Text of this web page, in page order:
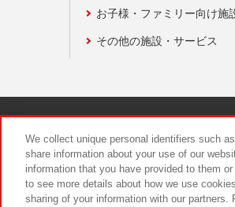
お子様・ファミリー向け施
その他の施設・サービス
We collect unique personal identifiers such
share information about your use of our
information that you have provided to them
to see more details about how we use
sharing of your information with our